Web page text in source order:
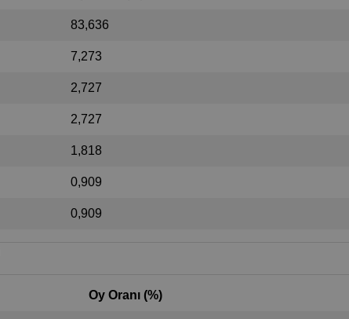
83,636
7,273
2,727
2,727
1,818
0,909
0,909
Oy Oranı (%)